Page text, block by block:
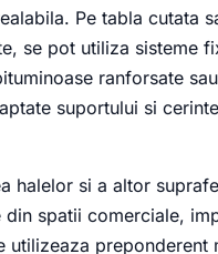
Pe tabla cutata
se pot utiliza sisteme
ranforsate
suportului si
halelor si a altor
din spatii comerciale,
utilizeaza preponderent